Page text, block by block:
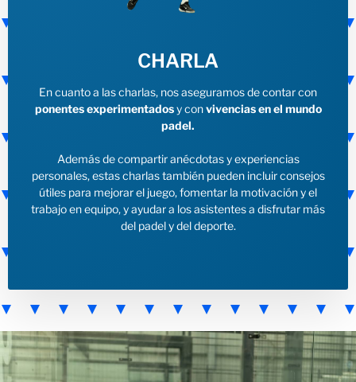
CHARLA
En cuanto a las charlas, nos aseguramos de contar con
ponentes experimentadosy convivencias en el mundo
padel.
Además de compartir anécdotas y experiencias
personales, estas charlas también pueden incluir consejos
útiles para mejorar el juego, fomentar la motivación y el
trabajo en equipo, y ayudar a los asistentes a disfrutar más
del padel y del deporte.